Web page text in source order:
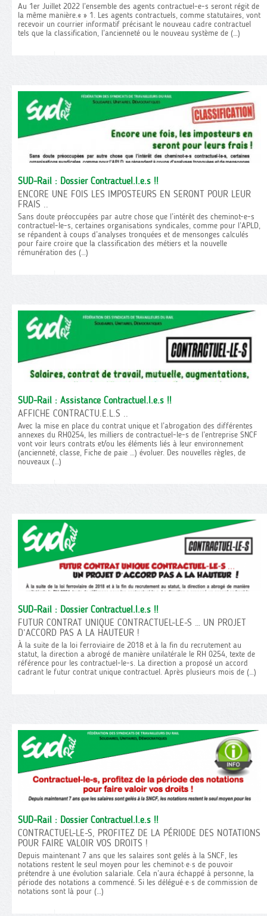
Au 1er Juillet 2022 l’ensemble des agents contractuel-e-s seront régit de
la même manière.« » 1. Les agents contractuels, comme statutaires, vont
recevoir un courrier informatif précisant le nouveau cadre contractuel
tels que la classification, l’ancienneté ou le nouveau système de (…)
SUD-Rail : Dossier Contractuel.l.e.s !!
ENCORE UNE FOIS LES IMPOSTEURS EN SERONT POUR LEUR
FRAIS ..
Sans doute préoccupées par autre chose que l’intérêt des cheminot-e-s
contractuel-le-s, certaines organisations syndicales, comme pour l’APLD,
se répandent à coups d’analyses tronquées et de mensonges calculés
pour faire croire que la classification des métiers et la nouvelle
rémunération des (…)
SUD-Rail : Assistance Contractuel.l.e.s !!
AFFICHE CONTRACTU.E.L.S ..
Avec la mise en place du contrat unique et l’abrogation des différentes
annexes du RH0254, les milliers de contractuel-le-s de l’entreprise SNCF
vont voir leurs contrats et/ou les éléments liés à leur environnement
(ancienneté, classe, Fiche de paie …) évoluer. Des nouvelles règles, de
nouveaux (…)
SUD-Rail : Dossier Contractuel.l.e.s !!
FUTUR CONTRAT UNIQUE CONTRACTUEL-LE-S … UN PROJET
D’ACCORD PAS A LA HAUTEUR !
À la suite de la loi ferroviaire de 2018 et à la fin du recrutement au
statut, la direction a abrogé de manière unilatérale le RH 0254, texte de
référence pour les contractuel-le-s. La direction a proposé un accord
cadrant le futur contrat unique contractuel. Après plusieurs mois de (…)
SUD-Rail : Dossier Contractuel.l.e.s !!
CONTRACTUEL-LE-S, PROFITEZ DE LA PÉRIODE DES NOTATIONS
POUR FAIRE VALOIR VOS DROITS !
Depuis maintenant 7 ans que les salaires sont gelés à la SNCF, les
notations restent le seul moyen pour les cheminot·e·s de pouvoir
prétendre à une évolution salariale. Cela n’aura échappé à personne, la
période des notations a commencé. Si les délégué·e·s de commission de
notations sont là pour (…)